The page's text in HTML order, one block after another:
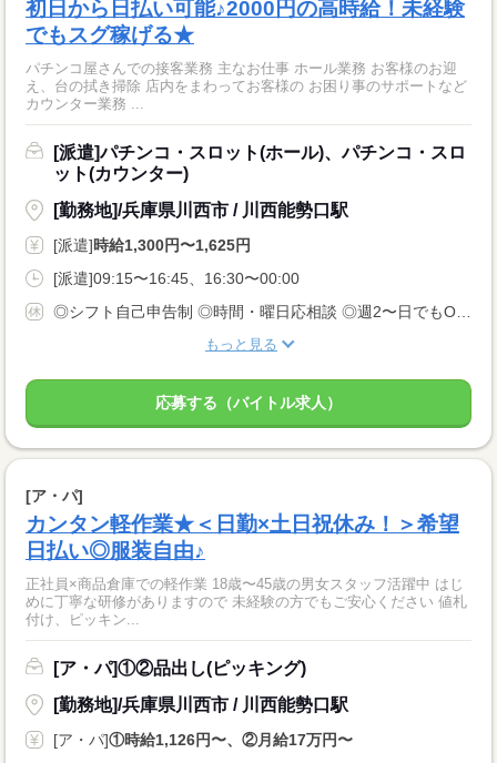
初日から日払い可能♪2000円の高時給！未経験
でもスグ稼げる★
パチンコ屋さんでの接客業務 主なお仕事 ホール業務 お客様のお迎
え、台の拭き掃除 店内をまわってお客様の お困り事のサポートなど
カウンター業務 ...
[派遣]パチンコ・スロット(ホール)、パチンコ・スロ
ット(カウンター)
[勤務地]/兵庫県川西市 / 川西能勢口駅
[派遣]時給1,300円〜1,625円
[派遣]09:15〜16:45、16:30〜00:00
もっと見る
応募する（バイトル求人）
[ア・パ]
カンタン軽作業★＜日勤×土日祝休み！＞希望
日払い◎服装自由♪
正社員×商品倉庫での軽作業 18歳〜45歳の男女スタッフ活躍中 はじ
めに丁寧な研修がありますので 未経験の方でもご安心ください 値札
付け、ピッキン...
[ア・パ]①②品出し(ピッキング)
[勤務地]/兵庫県川西市 / 川西能勢口駅
[ア・パ]①時給1,126円〜、②月給17万円〜